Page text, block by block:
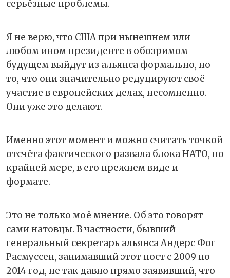
серьёзные проблемы.
Я не верю, что США при нынешнем или
любом ином президенте в обозримом
будущем выйдут из альянса формально, но
то, что они значительно редуцируют своё
участие в европейских делах, несомненно.
Они уже это делают.
Именно этот момент и можно считать точкой
отсчёта фактического развала блока НАТО, по
крайней мере, в его прежнем виде и
формате.
Это не только моё мнение. Об это говорят
сами натовцы. В частности, бывший
генеральный секретарь альянса Андерс Фог
Расмуссен, занимавший этот пост с 2009 по
2014 год, не так давно прямо заявивший, что